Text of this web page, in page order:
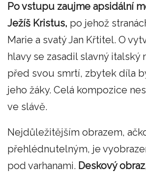
Po vstupu zaujme apsidální
Ježíš Kristus, po jehož
Marie a svatý Jan Křtitel. O
hlavy se zasadil slavný italský
před svou smrtí, zbytek díla
jeho žáky. Celá kompozice
ve slávě.
Nejdůležitějším obrazem,
přehlédnutelným, je
pod varhanami. Deskový